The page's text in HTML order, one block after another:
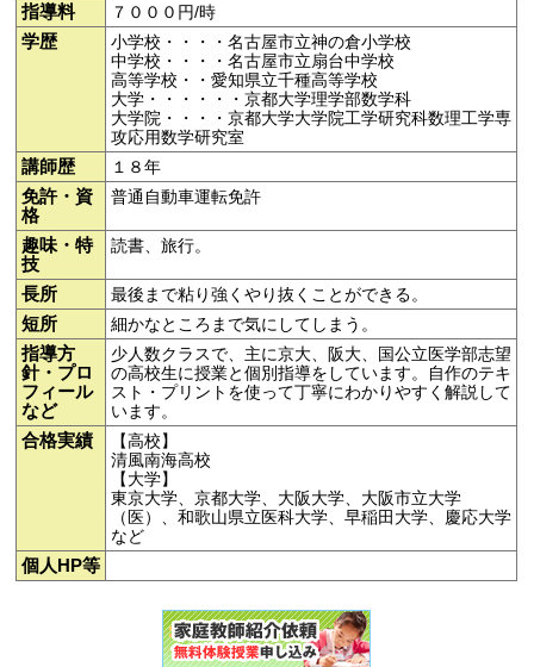
指導料 ７０００円/時
学歴
小学校・・・・名古屋市立神の倉小学校
中学校・・・・名古屋市立扇台中学校
高等学校・・愛知県立千種高等学校
大学・・・・・・京都大学理学部数学科
大学院・・・・京都大学大学院工学研究科数理工学専
攻応用数学研究室
講師歴 １８年
免許・資
格
普通自動車運転免許
趣味・特
技
読書、旅行。
長所 最後まで粘り強くやり抜くことができる。
短所 細かなところまで気にしてしまう。
指導方
針・プロ
フィール
など
少人数クラスで、主に京大、阪大、国公立医学部志望
の高校生に授業と個別指導をしています。自作のテキ
スト・プリントを使って丁寧にわかりやすく解説して
います。
合格実績
【高校】
清風南海高校
【大学】
東京大学、京都大学、大阪大学、大阪市立大学
（医）、和歌山県立医科大学、早稲田大学、慶応大学
など
個人HP等